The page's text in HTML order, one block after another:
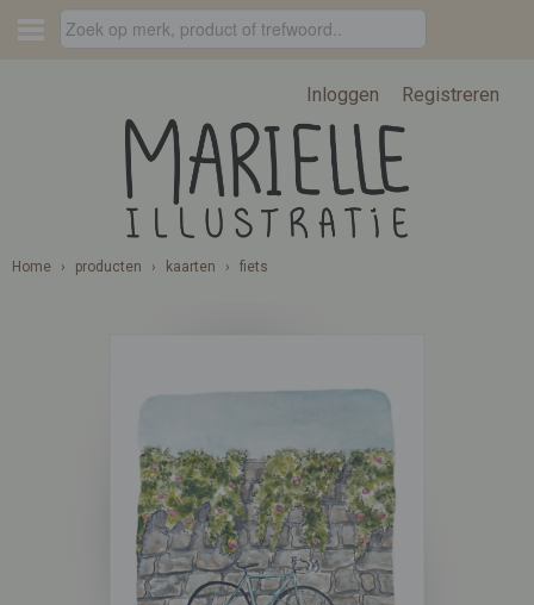
Inloggen Registreren
Home › producten › kaarten › fiets